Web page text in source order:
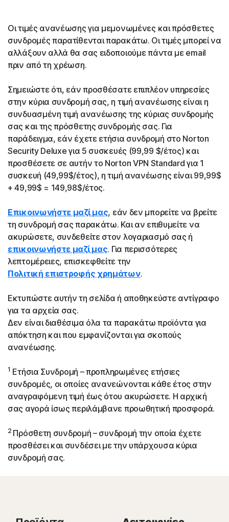
Οι τιμές ανανέωσης για μεμονωμένες και πρόσθετες
συνδρομές παρατίθενται παρακάτω. Οι τιμές μπορεί να
αλλάξουν αλλά θα σας ειδοποιούμε πάντα με email
πριν από τη χρέωση.
Σημειώστε ότι, εάν προσθέσατε επιπλέον υπηρεσίες
στην κύρια συνδρομή σας, η τιμή ανανέωσης είναι η
συνδυασμένη τιμή ανανέωσης της κύριας συνδρομής
σας και της πρόσθετης συνδρομής σας. Για
παράδειγμα, εάν έχετε ετήσια συνδρομή στο Norton
Security Deluxe για 5 συσκευές (99,99 $/έτος) και
προσθέσετε σε αυτήν το Norton VPN Standard για 1
συσκευή (49,99$/έτος), η τιμή ανανέωσης είναι 99,99$
+ 49,99$ = 149,98$/έτος.
Επικοινωνήστε μαζί μας, εάν δεν μπορείτε να βρείτε
τη συνδρομή σας παρακάτω. Και αν επιθυμείτε να
ακυρώσετε, συνδεθείτε στον λογαριασμό σας ή
επικοινωνήστε μαζί μας. Για περισσότερες
λεπτομέρειες, επισκεφθείτε την
Πολιτική επιστροφής χρημάτων.
Εκτυπώστε αυτήν τη σελίδα ή αποθηκεύστε αντίγραφο
για τα αρχεία σας.
Δεν είναι διαθέσιμα όλα τα παρακάτω προϊόντα για
απόκτηση και που εμφανίζονται για σκοπούς
ανανέωσης.
1 Ετήσια Συνδρομή – προπληρωμένες ετήσιες
συνδρομές, οι οποίες ανανεώνονται κάθε έτος στην
αναγραφόμενη τιμή έως ότου ακυρώσετε. Η αρχική
σας αγορά ίσως περιλάμβανε προωθητική προσφορά.
2 Πρόσθετη συνδρομή – συνδρομή την οποία έχετε
προσθέσει και συνδέσει με την υπάρχουσα κύρια
συνδρομή σας.